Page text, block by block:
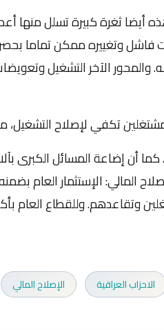
أيضا ثغرة كبيرة تسلل منها
فاشل وتغييره ممكن تماما
والمحور الآخر التشغيل
تكفي لإصلاح التشغيل،
أن إضاعة المسائل الكبرى
المالي: الإستثمار العام بضمنه
وتقاعدهم. وللقطاع العام
الاحزاب العراقية الإصلاح المالي